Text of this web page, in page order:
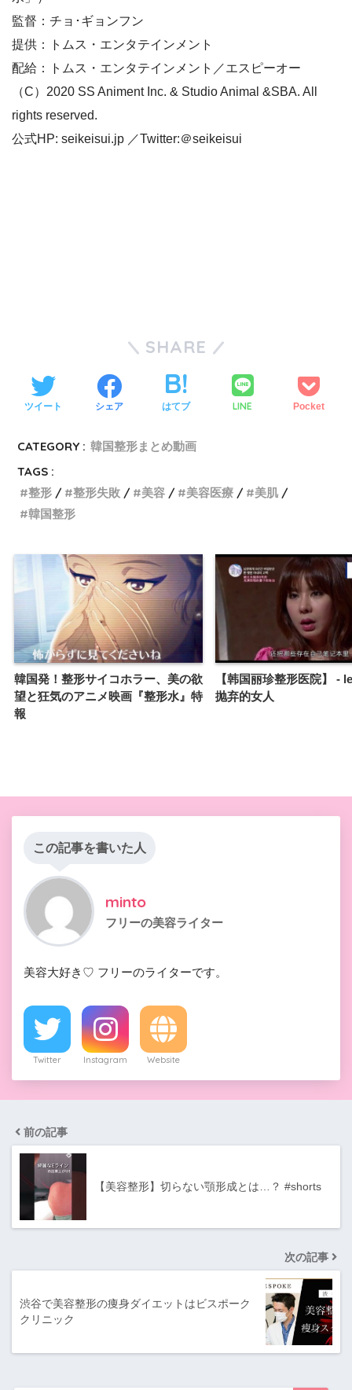
監督：チョ･ギョンフン
提供：トムス・エンタテインメント
配給：トムス・エンタテインメント／エスピーオー
（C）2020 SS Animent Inc. & Studio Animal &SBA. All
rights reserved.
公式HP: seikeisui.jp ／Twitter:＠seikeisui
SHARE
ツイート シェア はてブ LINE Pocket
CATEGORY : 韓国整形まとめ動画
TAGS :
整形
整形失敗 美容 美容医療
美肌
韓国整形
韓国発！整形サイコホラー、美の欲
望と狂気のアニメ映画『整形水』特
報
【韩国丽珍整形医院】 -
抛弃的女人
この記事を書いた人
minto
フリーの美容ライター
美容大好き♡ フリーのライターです。
Twitter Instagram Website
前の記事
【美容整形】切らない顎形成とは…？ #shorts
次の記事
渋谷で美容整形の痩身ダイエットはビスポーク
クリニック